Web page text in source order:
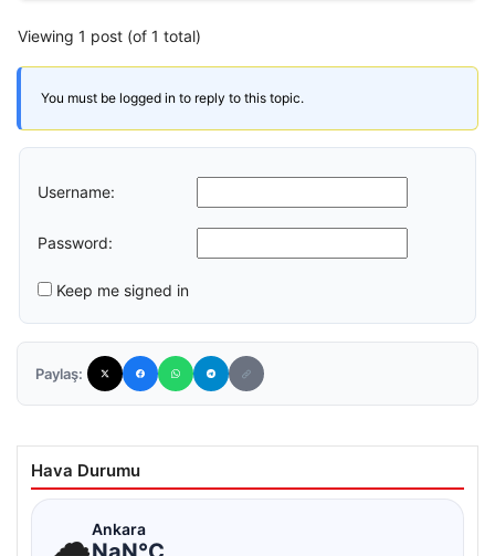
Viewing 1 post (of 1 total)
You must be logged in to reply to this topic.
Username:
Password:
Keep me signed in
Paylaş:
Hava Durumu
☁Ankara